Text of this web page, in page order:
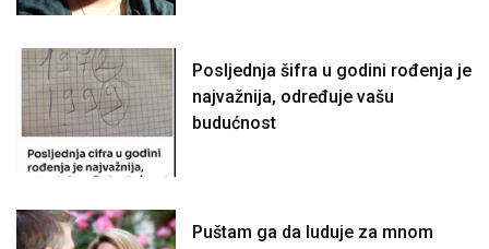
Posljednja šifra u godini rođenja je
najvažnija, određuje vašu
budućnost
Puštam ga da luduje za mnom